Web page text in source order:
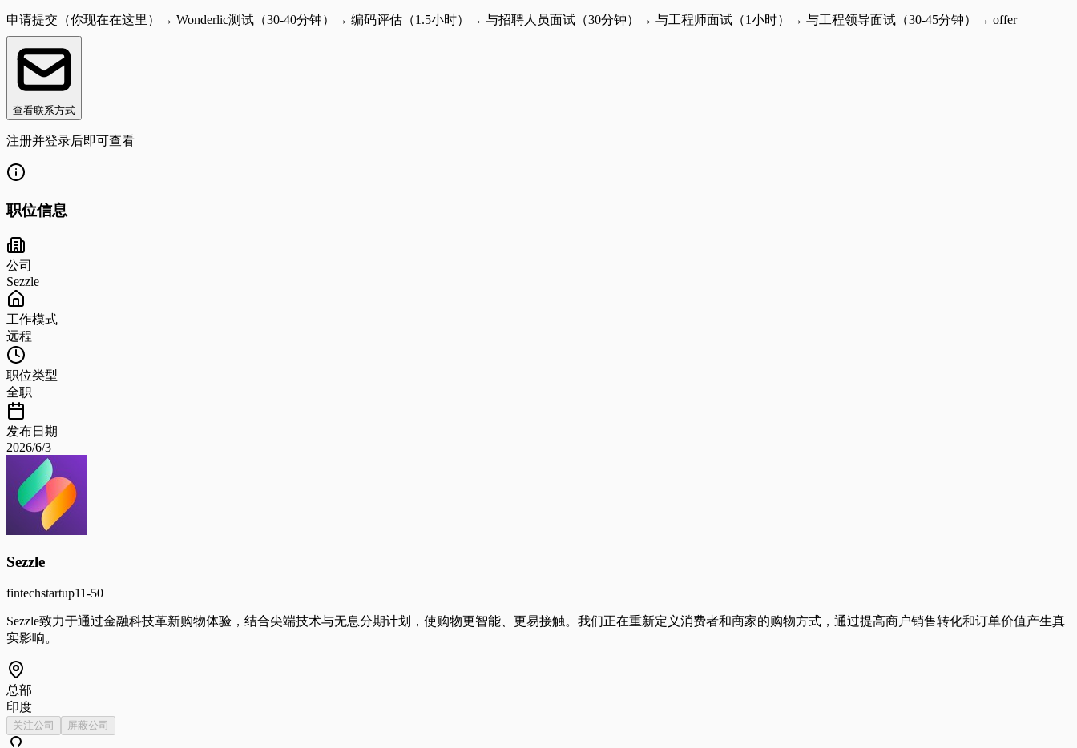
申请提交（你现在在这里）→ Wonderlic测试（30-40分钟）→ 编码评估（1.5小时）→ 与招聘人员面试（30分钟）→ 与工程师面试（1小时）→ 与工程领导面试（30-45分钟）→ offer
查看联系方式
注册并登录后即可查看
职位信息
公司
Sezzle
工作模式
远程
职位类型
全职
发布日期
2026/6/3
Sezzle
fintechstartup11-50
Sezzle致力于通过金融科技革新购物体验，结合尖端技术与无息分期计划，使购物更智能、更易接触。我们正在重新定义消费者和商家的购物方式，通过提高商户销售转化和订单价值产生真
实影响。
总部
印度
关注公司 屏蔽公司